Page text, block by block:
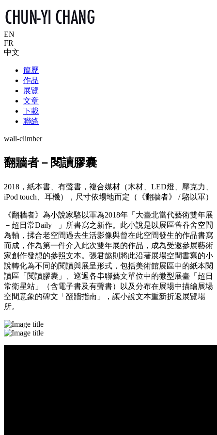
EN
FR
中文
簡歷
作品
展覽
文章
下載
聯絡
wall-climber
翻牆者－閱讀膠囊
2018，紙本書、有聲書，複合媒材（木材、LED燈、壓克力、
iPod touch、耳機），尺寸依場地而定（《翻牆者》 / 駱以軍）
《翻牆者》為小說家駱以軍為2018年「大臺北當代藝術雙年展
－超日常Daily+ 」所書寫之新作。此小說是以展區舊眷舍空間
為軸，揉合老空間過去生活影像與曾在此空間發生的作品書寫
而成，作為第一件介入此次雙年展的作品，成為受邀參展藝術
家創作發想的參照文本。張君懿則將此沿著展場空間書寫的小
說轉化為不同的閱讀與展呈形式，包括美術館展區中的紙本閱
讀區「閱讀膠囊」、巡迴各串聯藝文單位中的微型展臺「超日
常衛星站」（含電子書及有聲書）以及分布在展場中描繪展場
空間意象的碑文「翻牆指南」，讓小說文本重新折返展覽場
所。